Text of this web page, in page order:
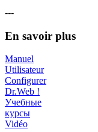
---
En savoir plus
Manuel
Utilisateur
Configurer
Dr.Web !
Учебные
курсы
Vidéo